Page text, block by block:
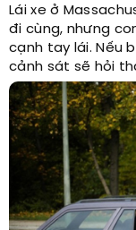
Lái xe ở
đi cùng, nhưng
cạnh tay lái. Nếu
cảnh sát sẽ hỏi